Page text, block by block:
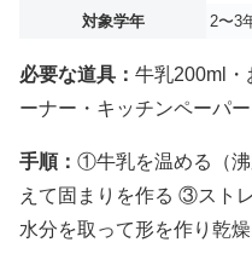
対象学年
2〜3
必要な道具： 牛乳200ml・
ーナー・キッチンペーパー
手順： ①牛乳を温める（
えて固まりを作る ③スト
水分を取って形を作り乾